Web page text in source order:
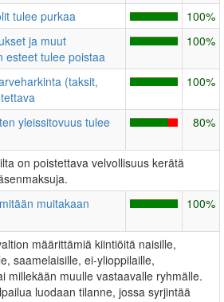
tulee purkaa
100%
ja muut
esteet tulee poistaa
100%
(taksit,
100%
yleissitovuus tulee
80%
on poistettava velvollisuus kerätä
muitakaan
100%
määrittämiä kiintiöitä naisille,
saamelaisille, ei-ylioppilaille,
millekään muulle vastaavalle ryhmälle.
luodaan tilanne, jossa syrjintää